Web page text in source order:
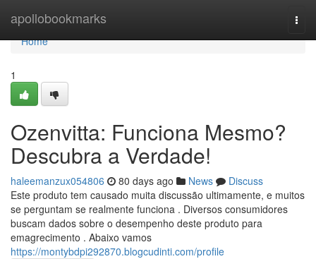
apollobookmarks
Home
Home
1
Ozenvitta: Funciona Mesmo?
Descubra a Verdade!
haleemanzux054806 80 days ago News
Discuss
Este produto tem causado muita discussão ultimamente, e muitos
se perguntam se realmente funciona . Diversos consumidores
buscam dados sobre o desempenho deste produto para
emagrecimento . Abaixo vamos
https://montybdpi292870.blogcudinti.com/profile